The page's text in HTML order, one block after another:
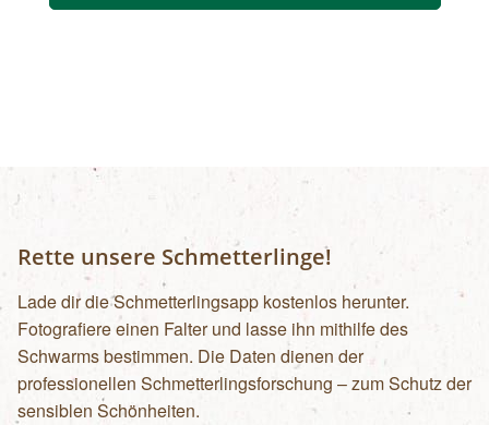
Rette unsere Schmetterlinge!
Lade dir die Schmetterlingsapp kostenlos herunter.
Fotografiere einen Falter und lasse ihn mithilfe des
Schwarms bestimmen. Die Daten dienen der
professionellen Schmetterlingsforschung – zum Schutz der
sensiblen Schönheiten.